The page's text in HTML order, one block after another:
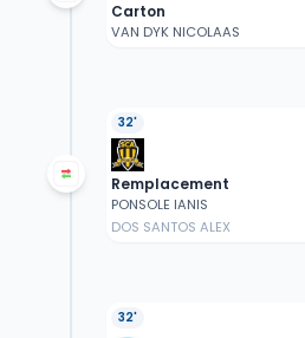
Carton
VAN DYK NICOLAAS
32'
Remplacement
PONSOLE IANIS
DOS SANTOS ALEX
32'